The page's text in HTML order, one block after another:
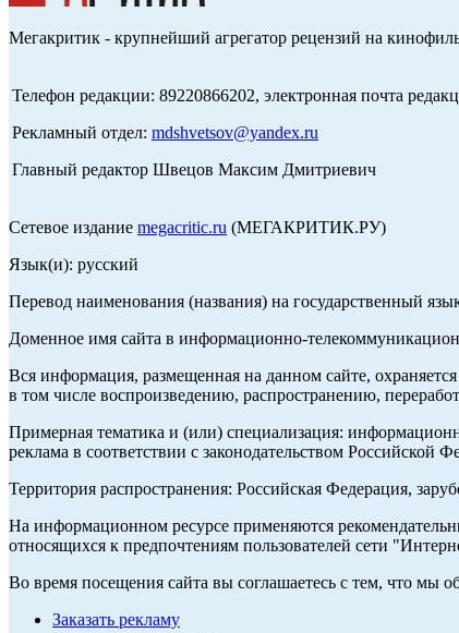
Мегакритик - крупнейший агрегатор рецензий на
Телефон редакции: 89220866202, электронная почта
Рекламный отдел: mdshvetsov@yandex.ru
Главный редактор Швецов Максим Дмитриевич
Сетевое издание megacritic.ru (МЕГАКРИТИК.РУ)
Язык(и): русский
Перевод наименования (названия) на государственный
Доменное имя сайта в информационно-
Вся информация, размещенная на данном сайте,
в том числе воспроизведению, распространению,
Примерная тематика и (или) специализация:
реклама в соответствии с законодательством Российской
Территория распространения: Российская Федерация,
На информационном ресурсе применяются
относящихся к предпочтениям пользователей сети
Во время посещения сайта вы соглашаетесь с тем, что мы
Заказать рекламу